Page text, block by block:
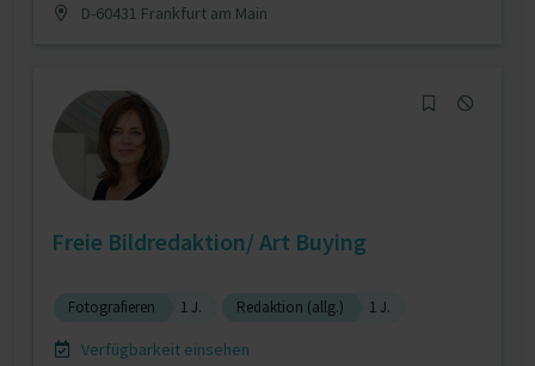
D-60431 Frankfurt am Main
Freie Bildredaktion/ Art Buying
Fotografieren 1 J. Redaktion (allg.) 1 J.
Verfügbarkeit einsehen